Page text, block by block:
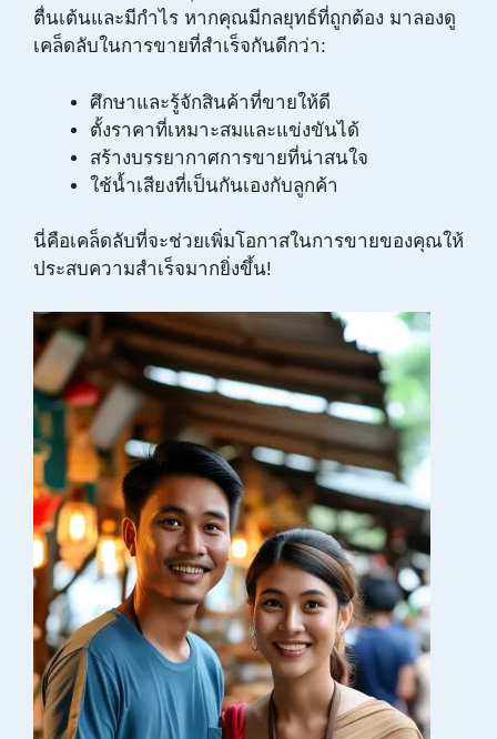
ตื่นเต้นและมีกำไร หากคุณมีกลยุทธ์ที่ถูกต้อง มาลองดู
เคล็ดลับในการขายที่สำเร็จกันดีกว่า:
ศึกษาและรู้จักสินค้าที่ขายให้ดี
ตั้งราคาที่เหมาะสมและแข่งขันได้
สร้างบรรยากาศการขายที่น่าสนใจ
ใช้น้ำเสียงที่เป็นกันเองกับลูกค้า
นี่คือเคล็ดลับที่จะช่วยเพิ่มโอกาสในการขายของคุณให้
ประสบความสำเร็จมากยิ่งขึ้น!